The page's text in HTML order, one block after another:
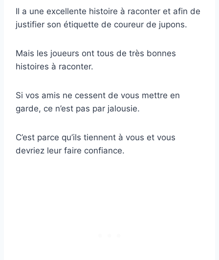
Il a une excellente histoire à raconter et afin de
justifier son étiquette de coureur de jupons.
Mais les joueurs ont tous de très bonnes
histoires à raconter.
Si vos amis ne cessent de vous mettre en
garde, ce n’est pas par jalousie.
C’est parce qu’ils tiennent à vous et vous
devriez leur faire confiance.